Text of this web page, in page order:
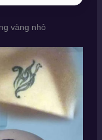
vàng nhỏ